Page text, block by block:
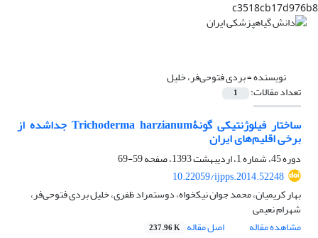
c3518cb17d976b8
نویسنده =بردی فتوحی‌فر، خلیل
تعداد مقالات: 1
ساختار فیلوژنتیکی گونۀTrichoderma harzianum جداشده از
برخی اقلیم‌های ایران
دوره 45، شماره 1، اردیبهشت 1393، صفحه
59-69
10.22059/ijpps.2014.52248
بهار کریمیان، محمد جوان نیکخواه، دوستمراد ظفری، خلیل بردی فتوحی‌فر،
شهرام نعیمی
مشاهده مقاله
اصل مقاله 237.96 K